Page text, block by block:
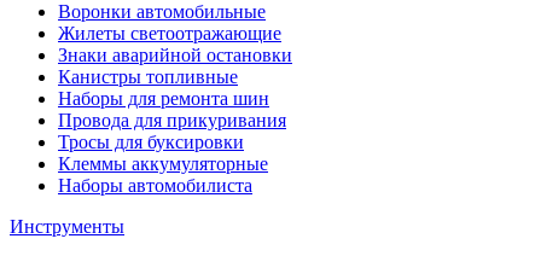
Воронки автомобильные
Жилеты светоотражающие
Знаки аварийной остановки
Канистры топливные
Наборы для ремонта шин
Провода для прикуривания
Тросы для буксировки
Клеммы аккумуляторные
Наборы автомобилиста
Инструменты